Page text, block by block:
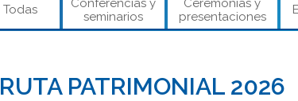
Todas
seminarios
presentaciones
RUTA PATRIMONIAL 2026